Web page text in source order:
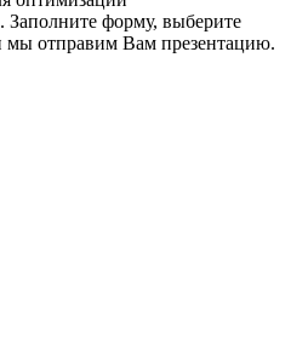
Заполните форму, выберите
мы отправим Вам презентацию.